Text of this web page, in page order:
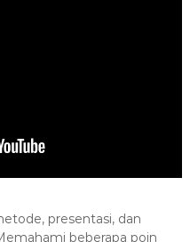
presentasi, dan
beberapa poin